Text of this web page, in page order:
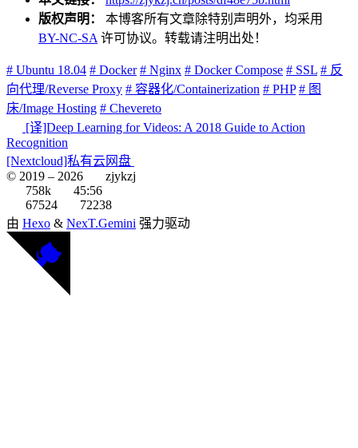
版权声明： 本博客所有文章除特别声明外，均采用
BY-NC-SA 许可协议。转载请注明出处！
# Ubuntu 18.04 # Docker # Nginx # Docker Compose # SSL # 反
向代理/Reverse Proxy # 容器化/Containerization # PHP # 图
床/Image Hosting # Chevereto
[译]Deep Learning for Videos: A 2018 Guide to Action
Recognition
[Nextcloud]私有云网盘
© 2019 – 2026
zjykzj
758k
45:56
67524
72238
由 Hexo & NexT.Gemini 强力驱动